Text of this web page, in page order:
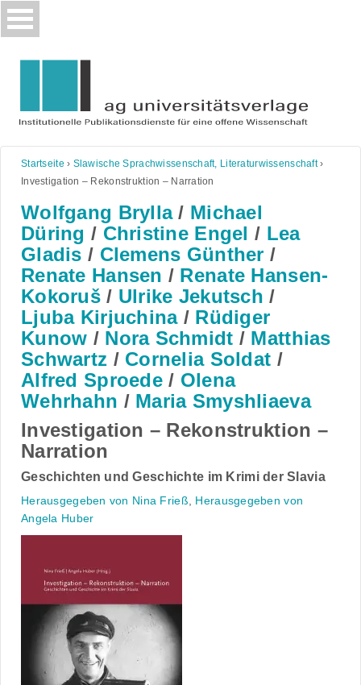
Skip
to
Startseite › Slawische Sprachwissenschaft, Literaturwissenschaft›
Investigation – Rekonstruktion – Narration
Wolfgang Brylla/ Michael
Düring / Christine Engel / Lea
Gladis / Clemens Günther /
Renate Hansen / Renate Hansen-
Kokoruš/ Ulrike Jekutsch /
Ljuba Kirjuchina/ Rüdiger
Kunow / Nora Schmidt / Matthias
Schwartz / Cornelia Soldat /
Alfred Sproede/ Olena
Wehrhahn / Maria Smyshliaeva
Investigation – Rekonstruktion –
Narration
Geschichten und Geschichte im Krimi der Slavia
Herausgegeben von Nina Frieß, Herausgegeben von
Angela Huber